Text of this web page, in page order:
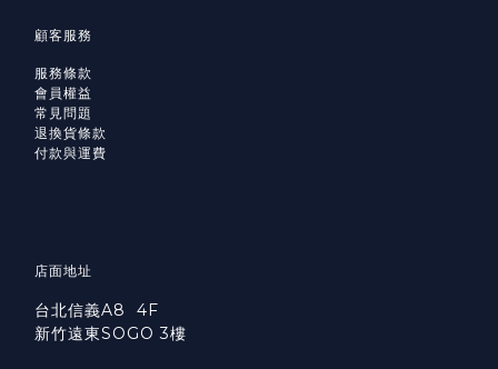
顧客服務
服務條款
會員權益
常見問題
退換貨條款
付款與運費
店面地址
台北信義A8 4F
新竹遠東SOGO 3樓